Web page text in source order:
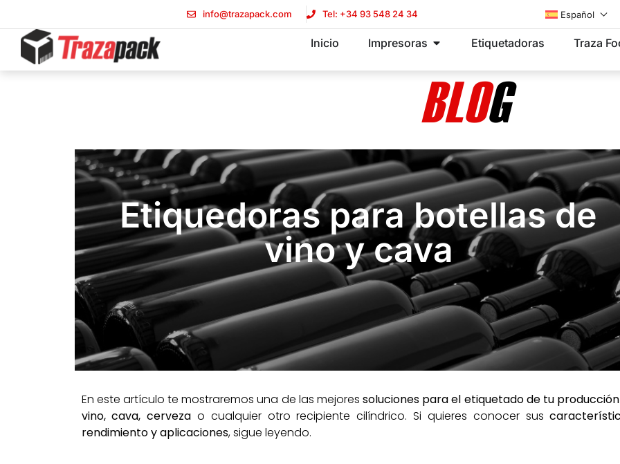
info@trazapack.com Tel: +34 93 548 24 34 Español
Inicio Impresoras Etiquetadoras Traza
BLOG
Etiquedoras para botellas de
vino y cava
En este artículo te mostraremos una de las mejoressoluciones para el etiquetado de tu
vino, cava, cerveza o cualquier otro recipiente cilíndrico. Si quieres conocer sus
rendimiento y aplicaciones, sigue leyendo.